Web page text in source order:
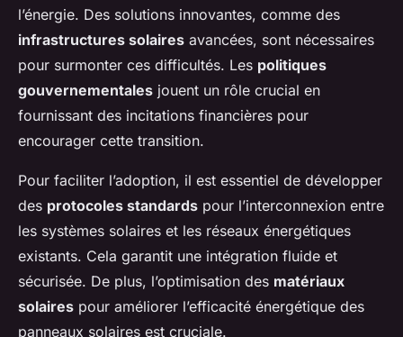
l’énergie. Des solutions innovantes, comme des
infrastructures solaires avancées, sont nécessaires
pour surmonter ces difficultés. Les politiques
gouvernementales jouent un rôle crucial en
fournissant des incitations financières pour
encourager cette transition.
Pour faciliter l’adoption, il est essentiel de développer
des protocoles standards pour l’interconnexion entre
les systèmes solaires et les réseaux énergétiques
existants. Cela garantit une intégration fluide et
sécurisée. De plus, l’optimisation des matériaux
solaires pour améliorer l’efficacité énergétique des
panneaux solaires est cruciale.